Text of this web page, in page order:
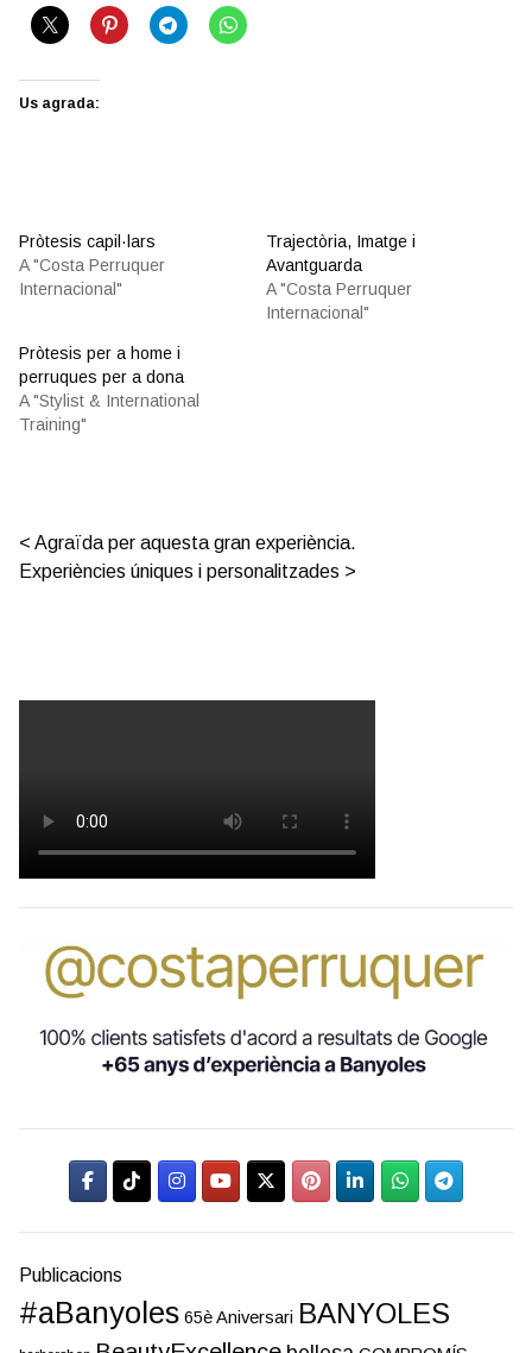
Us agrada:
Pròtesis capil·lars
A "Costa Perruquer
Internacional"
Trajectòria, Imatge i
Avantguarda
A "Costa Perruquer
Internacional"
Pròtesis per a home i
perruques per a dona
A "Stylist & International
Training"
Post navigation
Agraïda per aquesta gran experiència.
Experiències úniques i personalitzades
Publicacions
#aBanyoles 65è Aniversari BANYOLES